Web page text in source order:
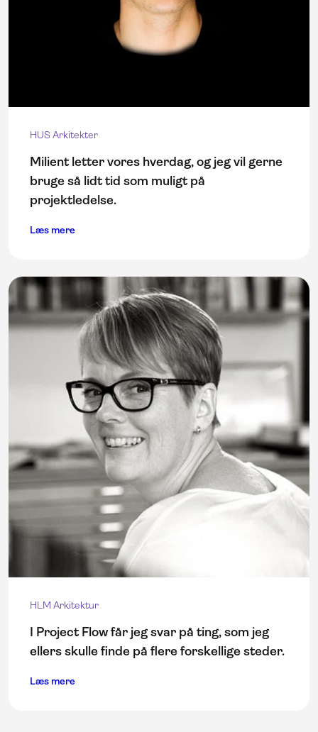
HUS Arkitekter
Milient letter vores hverdag, og jeg vil gerne
bruge så lidt tid som muligt på
projektledelse.
Læs mere
HLM Arkitektur
I Project Flow får jeg svar på ting, som jeg
ellers skulle finde på flere forskellige steder.
Læs mere